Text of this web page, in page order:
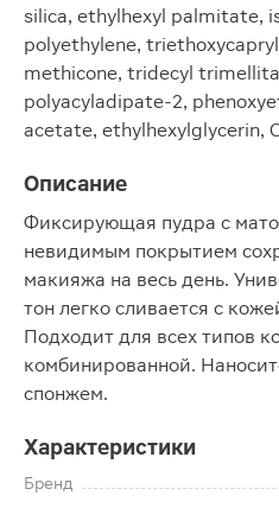
silica, ethylhexyl palmitate,
polyethylene,
methicone, tridecyl
polyacyladipate-2,
acetate, ethylhexylglycerin,
Описание
Фиксирующая пудра с
невидимым покрытием
макияжа на весь день.
тон легко сливается с
Подходит для всех типов
комбинированной.
спонжем.
Характеристики
Бренд